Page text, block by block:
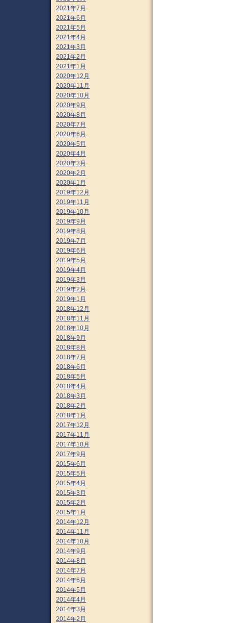
2021年7月
2021年6月
2021年5月
2021年4月
2021年3月
2021年2月
2021年1月
2020年12月
2020年11月
2020年10月
2020年9月
2020年8月
2020年7月
2020年6月
2020年5月
2020年4月
2020年3月
2020年2月
2020年1月
2019年12月
2019年11月
2019年10月
2019年9月
2019年8月
2019年7月
2019年6月
2019年5月
2019年4月
2019年3月
2019年2月
2019年1月
2018年12月
2018年11月
2018年10月
2018年9月
2018年8月
2018年7月
2018年6月
2018年5月
2018年4月
2018年3月
2018年2月
2018年1月
2017年12月
2017年11月
2017年10月
2017年9月
2015年6月
2015年5月
2015年4月
2015年3月
2015年2月
2015年1月
2014年12月
2014年11月
2014年10月
2014年9月
2014年8月
2014年7月
2014年6月
2014年5月
2014年4月
2014年3月
2014年2月